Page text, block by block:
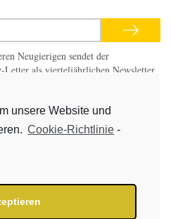
unsere Website und
Cookie-Richtlinie -
Neugierigen sendet der
Letter als vierteljährlichen Newsletter
Startseite
Hilfe
Benutzungsordnung